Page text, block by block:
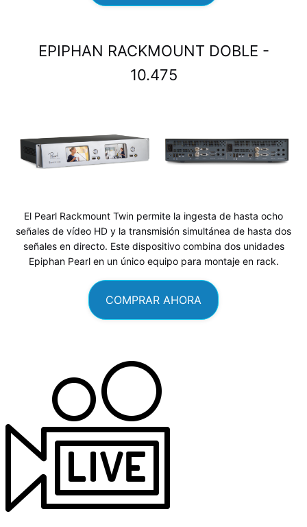
EPIPHAN RACKMOUNT DOBLE -
10.475
El Pearl Rackmount Twin permite la ingesta de hasta ocho
señales de vídeo HD y la transmisión simultánea de hasta dos
señales en directo. Este dispositivo combina dos unidades
Epiphan Pearl en un único equipo para montaje en rack.
COMPRAR AHORA